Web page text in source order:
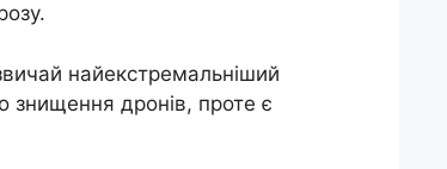
найекстремальніший
знищення дронів, проте є